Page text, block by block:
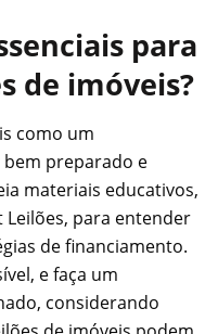
para
de imóveis?
como um
preparado e
materiais educativos,
para entender
de financiamento.
e faça um
considerando